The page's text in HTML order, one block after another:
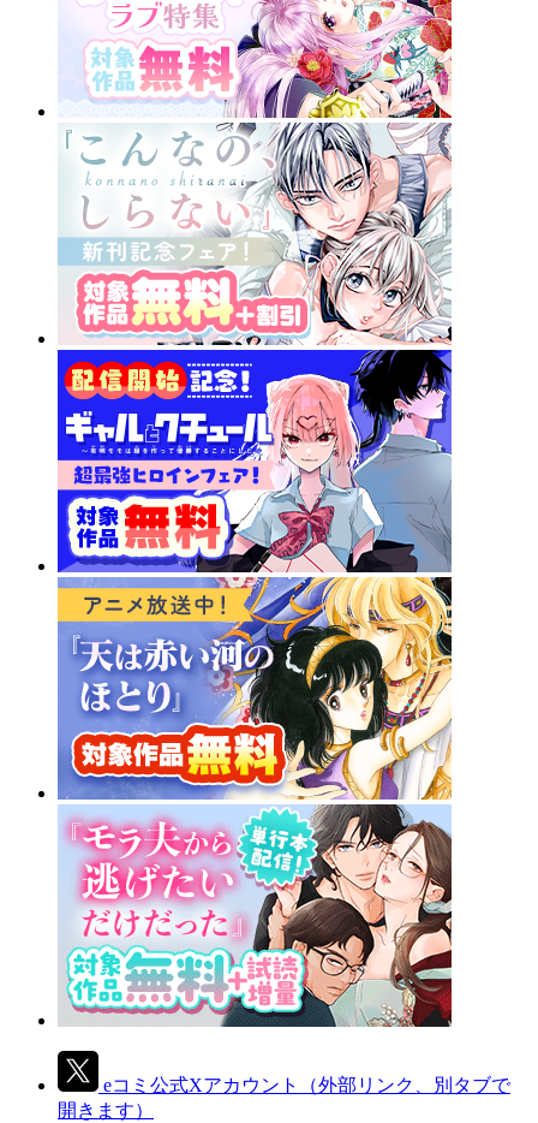
eコミ公式Xアカウント
（外部リンク、別タブで
開きます）